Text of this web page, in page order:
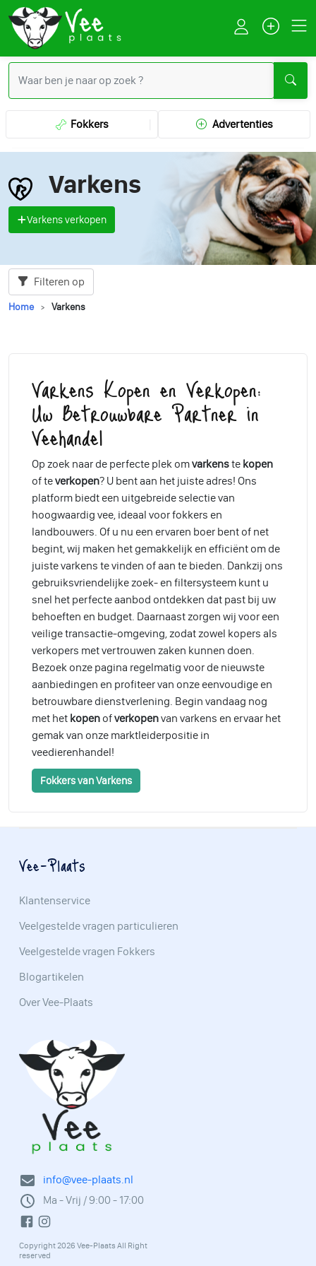
Fokkers Advertenties
Varkens
Varkens verkopen
Filteren op
Home Varkens
Varkens Kopen en Verkopen:
Uw Betrouwbare Partner in
Veehandel
Op zoek naar de perfecte plek omvarkenste kopen
of teverkopen? U bent aan het juiste adres! Ons
platform biedt een uitgebreide selectie van
hoogwaardig vee, ideaal voor fokkers en
landbouwers. Of u nu een ervaren boer bent of net
begint, wij maken het gemakkelijk en efficiënt om de
juiste varkens te vinden of aan te bieden. Dankzij ons
gebruiksvriendelijke zoek- en filtersysteem kunt u
snel het perfecte aanbod ontdekken dat past bij uw
behoeften en budget. Daarnaast zorgen wij voor een
veilige transactie-omgeving, zodat zowel kopers als
verkopers met vertrouwen zaken kunnen doen.
Bezoek onze pagina regelmatig voor de nieuwste
aanbiedingen en profiteer van onze eenvoudige en
betrouwbare dienstverlening. Begin vandaag nog
met het kopen ofverkopenvan varkens en ervaar het
gemak van onze marktleiderpositie in
veedierenhandel!
Fokkers van Varkens
info@vee-plaats.nl
Ma - Vrij / 9:00 - 17:00
Copyright 2026 Vee-Plaats All Right
reserved
Vee-Plaats
Klantenservice
Veelgestelde vragen particulieren
Veelgestelde vragen Fokkers
Blogartikelen
Over Vee-Plaats